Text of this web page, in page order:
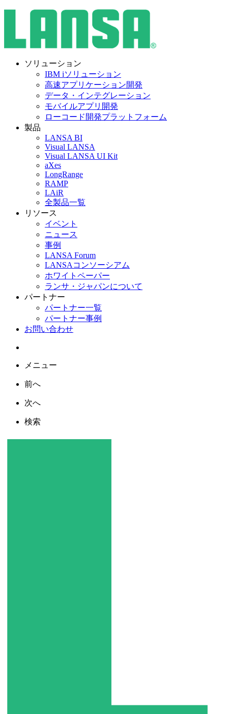
ソリューション
IBM iソリューション
高速アプリケーション開発
データ・インテグレーション
モバイルアプリ開発
ローコード開発プラットフォーム
製品
LANSA BI
Visual LANSA
Visual LANSA UI Kit
aXes
LongRange
RAMP
LAiR
全製品一覧
リソース
イベント
ニュース
事例
LANSA Forum
LANSAコンソーシアム
ホワイトペーパー
ランサ・ジャパンについて
パートナー
パートナー一覧
パートナー事例
お問い合わせ
メニュー
前へ
次へ
検索